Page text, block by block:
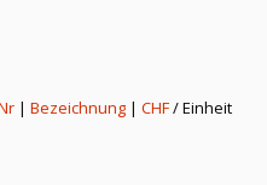
| Bezeichnung | CHF/ Einheit